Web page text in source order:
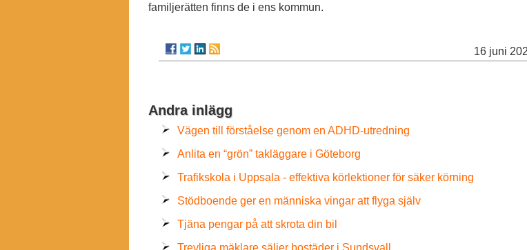
familjerätten finns de i ens kommun.
16 juni
Andra inlägg
Vägen till förståelse genom en ADHD-utredning
Anlita en “grön” takläggare i Göteborg
Trafikskola i Uppsala - effektiva körlektioner för säker körning
Stödboende ger en människa vingar att flyga själv
Tjäna pengar på att skrota din bil
Trevliga mäklare säljer bostäder i Sundsvall